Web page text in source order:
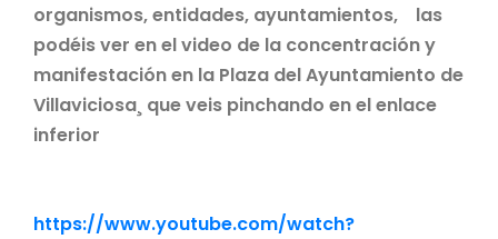
organismos, entidades, ayuntamientos, las
podéis ver en el video de la concentración y
manifestación en la Plaza del Ayuntamiento de
Villaviciosa¸ que veis pinchando en el enlace
inferior
https://www.youtube.com/watch?